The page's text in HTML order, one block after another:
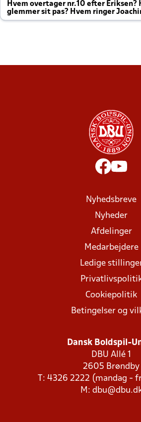
Hvem overtager nr.10 efter Eriksen?
glemmer sit pas? Hvem ringer
altid til efter kampe?
Nyhedsbreve
Nyheder
Afdelinger
Medarbejdere
Ledige
Cookiepolitik
Betingelser og
Dansk Boldspil-
DBU Allé 1
2605 Brøndby
T: 4326 2222 (mandag -
M: